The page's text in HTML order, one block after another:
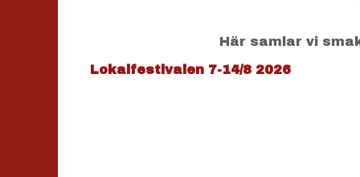
Här samlar vi
Lokalfestivalen 7-14/8 2026